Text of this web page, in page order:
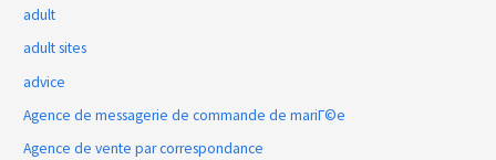
adult
adult sites
advice
Agence de messagerie de commande de mariГ©e
Agence de vente par correspondance